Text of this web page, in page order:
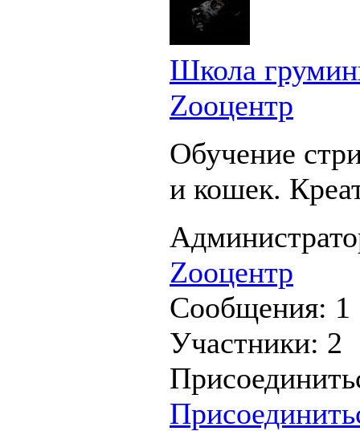
Школа
Zooцентр
Обучение
и кошек.
Zooцентр
Сообщения: 1
Участники: 2